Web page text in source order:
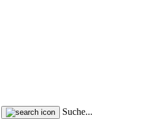
Suche...